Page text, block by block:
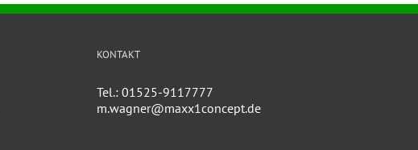
KONTAKT
Tel.: 01525-9117777
m.wagner@maxx1concept.de